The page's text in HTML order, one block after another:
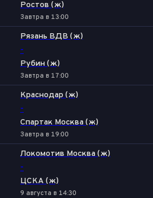
Ростов (ж)
Завтра в 13:00
Рязань ВДВ (ж)
-
Рубин (ж)
Завтра в 17:00
Краснодар (ж)
-
Спартак Москва (ж)
Завтра в 19:00
Локомотив Москва (ж)
-
ЦСКА (ж)
9 августа в 14:30